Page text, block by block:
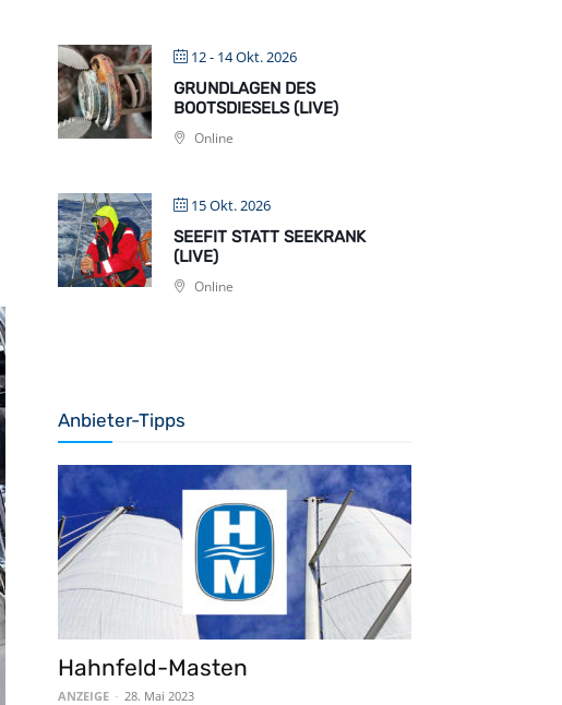
12 - 14 Okt. 2026
GRUNDLAGEN DES
BOOTSDIESELS (LIVE)
Online
15 Okt. 2026
SEEFIT STATT SEEKRANK
(LIVE)
Online
Anbieter-Tipps
Hahnfeld-Masten
ANZEIGE - 28. Mai 2023